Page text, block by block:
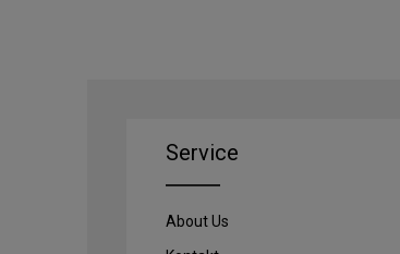
Service
About Us